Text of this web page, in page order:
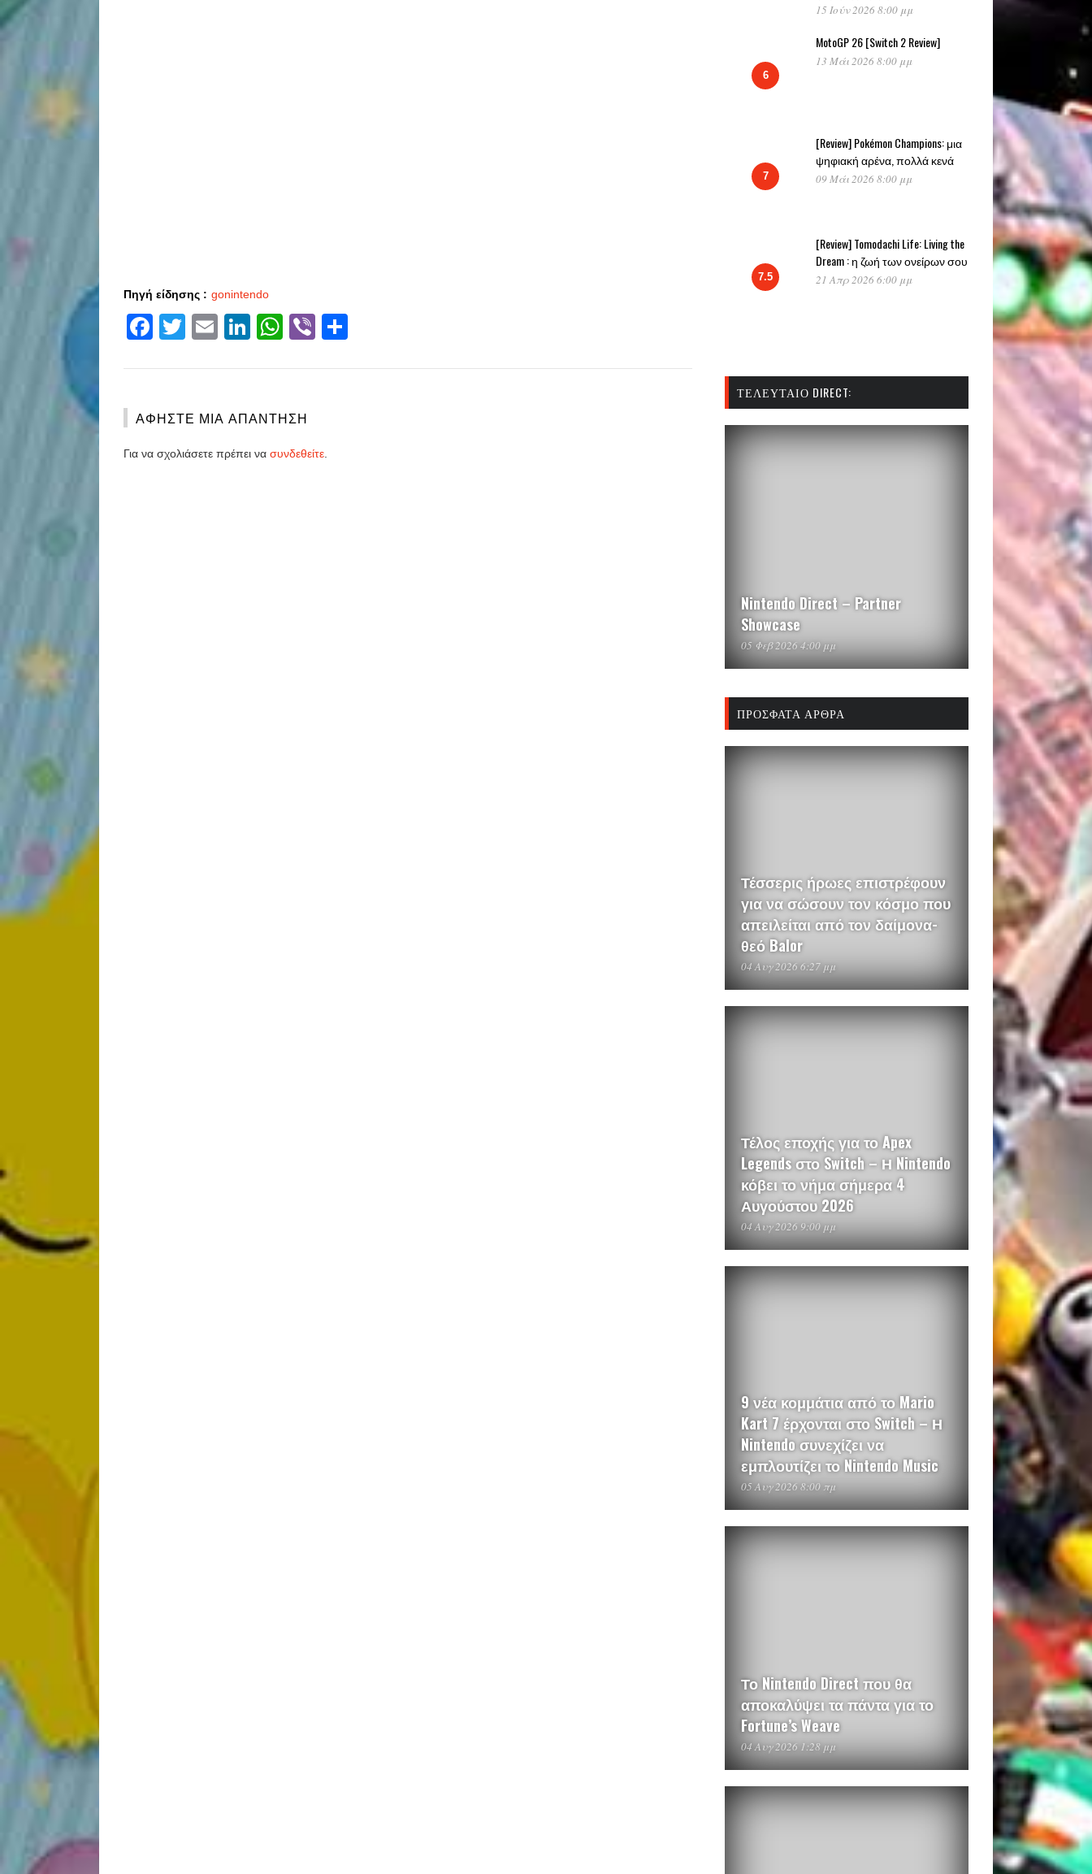
Πηγή είδησης : gonintendo
Facebook
Twitter
EmailLinkedIn
WhatsApp
Viber
ΑΦΉΣΤΕ ΜΙΑ ΑΠΆΝΤΗΣΗ
Για να σχολιάσετε πρέπει να συνδεθείτε
15 Ιούν 2026 8:00 μμ
6
MotoGP 26 [Switch 2 Review]
13 Μάι 2026 8:00 μμ
7
[Review] Pokémon Champions: μια
ψηφιακή αρένα, πολλά κενά
09 Μάι 2026 8:00 μμ
7.5
[Review] Tomodachi Life: Living the
Dream : η ζωή των ονείρων σου
21 Απρ 2026 6:00 μμ
ΤΕΛΕΥΤΑΊΟ DIRECT:
Nintendo Direct – Partner
Showcase
05 Φεβ 2026 4:00 μμ
ΠΡΌΣΦΑΤΑ ΆΡΘΡΑ
Τέσσερις ήρωες επιστρέφουν
για να σώσουν τον κόσμο που
απειλείται από τον δαίμονα-
θεό Balor
04 Αυγ 2026 6:27 μμ
Τέλος εποχής για το Apex
Legends στο Switch – Η Nintendo
κόβει το νήμα σήμερα 4
Αυγούστου 2026
04 Αυγ 2026 9:00 μμ
9 νέα κομμάτια από το Mario
Kart 7 έρχονται στο Switch – Η
Nintendo συνεχίζει να
εμπλουτίζει το Nintendo Music
05 Αυγ 2026 8:00 πμ
Το Nintendo Direct που θα
αποκαλύψει τα πάντα για το
Fortune’s Weave
04 Αυγ 2026 1:28 μμ